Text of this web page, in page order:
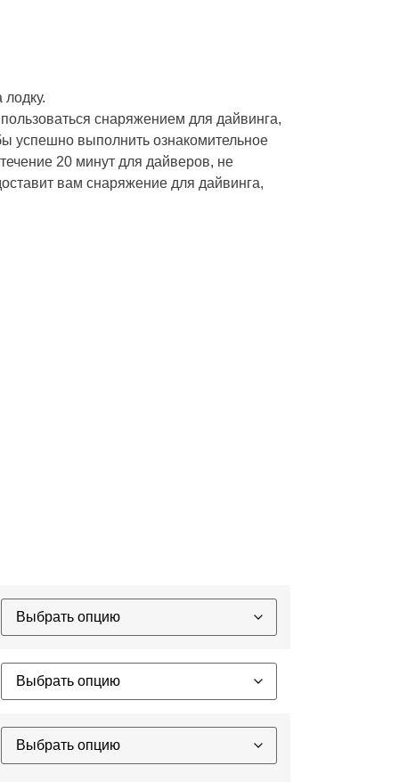
снаряжением для дайвинга,
успешно выполнить ознакомительное
20 минут для дайверов, не
вам снаряжение для дайвинга,